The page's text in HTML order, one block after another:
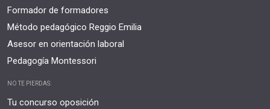
Formador de formadores
Método pedagógico Reggio Emilia
Asesor en orientación laboral
Pedagogía Montessori
NO TE PIERDAS:
Tu concurso oposición